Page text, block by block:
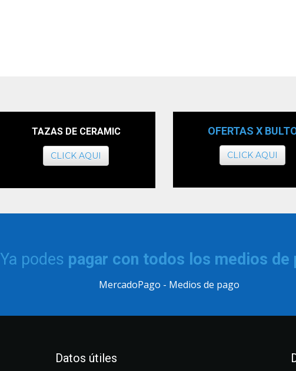
TAZAS DE CERAMIC
CLICK AQUI
OFERTAS X
CLICK AQUI
Ya podes pagar con todos los medios de
Datos útiles